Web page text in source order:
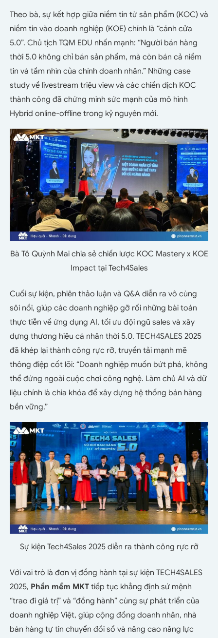
Theo bà, sự kết hợp giữa niềm tin từ sản phẩm (KOC) và
niềm tin vào doanh nghiệp (KOE) chính là “cánh cửa
5.0”. Chủ tịch TQM EDU nhấn mạnh: “Người bán hàng
thời 5.0 không chỉ bán sản phẩm, mà còn bán cả niềm
tin và tầm nhìn của chính doanh nhân.” Những case
study về livestream triệu view và các chiến dịch KOC
thành công đã chứng minh sức mạnh của mô hình
Hybrid online-offline trong kỷ nguyên mới.
Bà Tô Quỳnh Mai chia sẻ chiến lược KOC Mastery x KOE
Impact tại Tech4Sales
Cuối sự kiện, phiên thảo luận và Q&A diễn ra vô cùng
sôi nổi, giúp các doanh nghiệp gỡ rối những bài toán
thực tiễn về ứng dụng AI, tối ưu đội ngũ sales và xây
dựng thương hiệu cá nhân thời 5.0. TECH4SALES 2025
đã khép lại thành công rực rỡ, truyền tải mạnh mẽ
thông điệp cốt lõi: “Doanh nghiệp muốn bứt phá, không
thể đứng ngoài cuộc chơi công nghệ. Làm chủ AI và dữ
liệu chính là chìa khóa để xây dựng hệ thống bán hàng
bền vững.”
Sự kiện Tech4Sales 2025 diễn ra thành công rực rỡ
Với vai trò là đơn vị đồng hành tại sự kiện TECH4SALES
2025, Phần mềm MKT tiếp tục khẳng định sứ mệnh
“trao đi giá trị” và “đồng hành” cùng sự phát triển của
doanh nghiệp Việt, giúp cộng đồng doanh nhân, nhà
bán hàng tự tin chuyển đổi số và nâng cao năng lực